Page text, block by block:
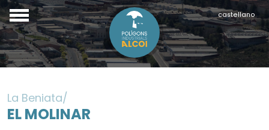
castellano
La Beniata
EL MOLINAR